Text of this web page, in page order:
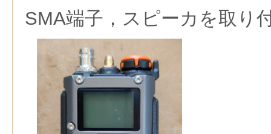
SMA端子，スピーカを取り